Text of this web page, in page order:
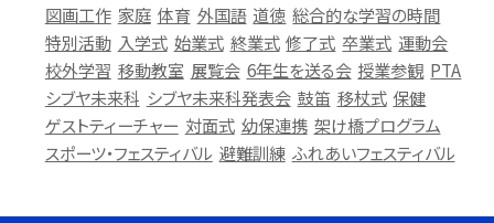
図画工作 家庭 体育 外国語 道徳 総合的な学習の時間
特別活動 入学式 始業式 終業式 修了式 卒業式 運動会
校外学習 移動教室 展覧会 6年生を送る会 授業参観 PTA
シブヤ未来科 シブヤ未来科発表会 鼓笛 移杖式 保健
ゲストティーチャー 対面式 幼保連携 架け橋プログラム
スポーツ・フェスティバル 避難訓練 ふれあいフェスティバル